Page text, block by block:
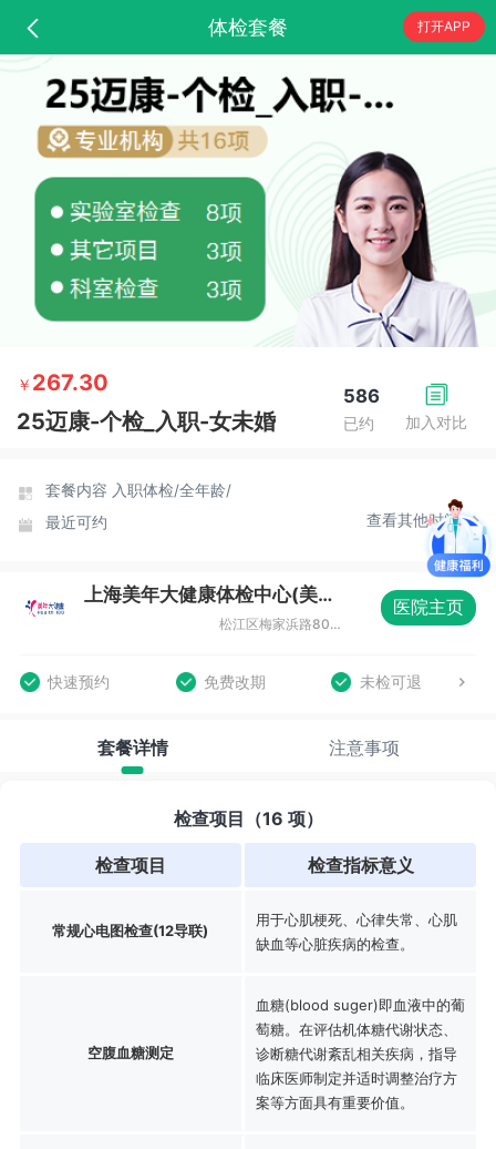
体检套餐 打开APP
加入对比
586
已约
￥ 267.30
25迈康-个检_入职-女未婚
套餐内容 入职体检/全年龄/
最近可约
查看其他时间
上海美年大健康体检中心(美涛分院)
松江区梅家浜路800弄双高广场2-9号
医院主页
快速预约 免费改期 未检可退
套餐详情 注意事项
检查项目（16 项）
检查项目 检查指标意义
常规心电图检查(12导联)
用于心肌梗死、心律失常、心肌
缺血等心脏疾病的检查。
空腹血糖测定
血糖(blood suger)即血液中的葡
萄糖。在评估机体糖代谢状态、
诊断糖代谢紊乱相关疾病，指导
临床医师制定并适时调整治疗方
案等方面具有重要价值。